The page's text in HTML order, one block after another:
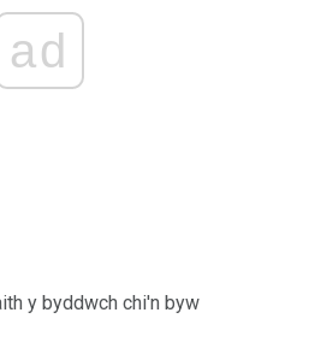
ad
y byddwch chi'n byw